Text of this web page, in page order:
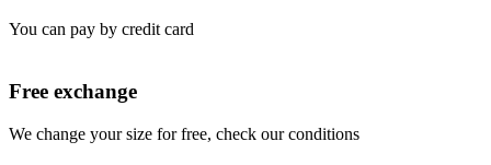
You can pay by credit card
Free exchange
We change your size for free, check our conditions